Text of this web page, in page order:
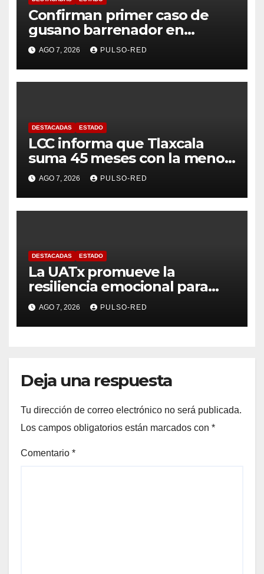
Confirman primer caso de
gusano barrenador en
humano en Tlaxcala
AGO 7, 2026 PULSO-RED
DESTACADAS ESTADO
LCC informa que Tlaxcala
suma 45 meses con la menor
tasa de delitos en el país
AGO 7, 2026 PULSO-RED
DESTACADAS ESTADO
La UATx promueve la
resiliencia emocional para
fortalecer salud y bienestar
de estudiantes y docentes
AGO 7, 2026 PULSO-RED
Deja una respuesta
Tu dirección de correo electrónico no será publicada.
Los campos obligatorios están marcados con *
Comentario *